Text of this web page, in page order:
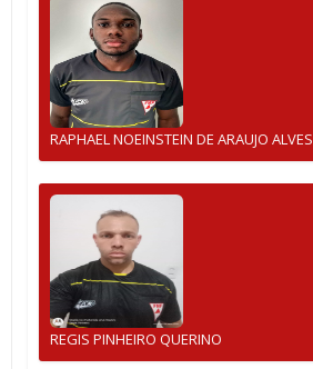
RAPHAEL NOEINSTEIN DE ARAUJO ALVES
REGIS PINHEIRO QUERINO